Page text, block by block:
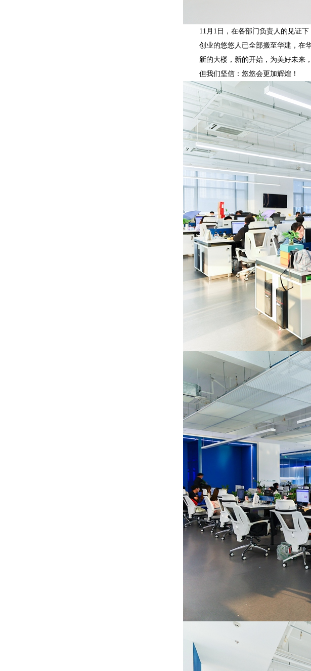
11月1日，在各部门负责人的见证下
创业的悠悠人已全部搬至华建，在华
新的大楼，新的开始，为美好未来，
但我们坚信：悠悠会更加辉煌！